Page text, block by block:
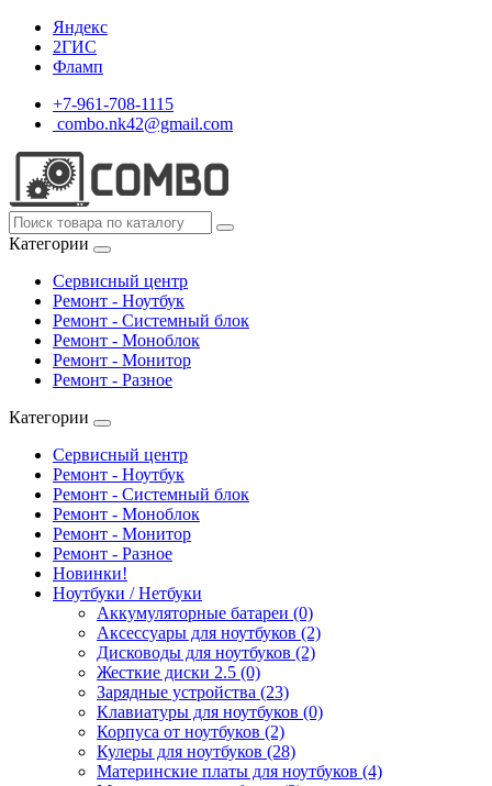
Яндекс
2ГИС
Фламп
+7-961-708-1115
combo.nk42@gmail.com
Категории
Сервисный центр
Ремонт - Ноутбук
Ремонт - Системный блок
Ремонт - Моноблок
Ремонт - Монитор
Ремонт - Разное
Категории
Сервисный центр
Ремонт - Ноутбук
Ремонт - Системный блок
Ремонт - Моноблок
Ремонт - Монитор
Ремонт - Разное
Новинки!
Ноутбуки / Нетбуки
Аккумуляторные батареи (0)
Аксессуары для ноутбуков (2)
Дисководы для ноутбуков (2)
Жесткие диски 2.5 (0)
Зарядные устройства (23)
Клавиатуры для ноутбуков (0)
Корпуса от ноутбуков (2)
Кулеры для ноутбуков (28)
Материнские платы для ноутбуков (4)